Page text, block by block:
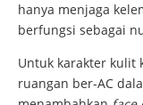
hanya menjaga
berfungsi sebagai
Untuk karakter kulit
ruangan ber-AC